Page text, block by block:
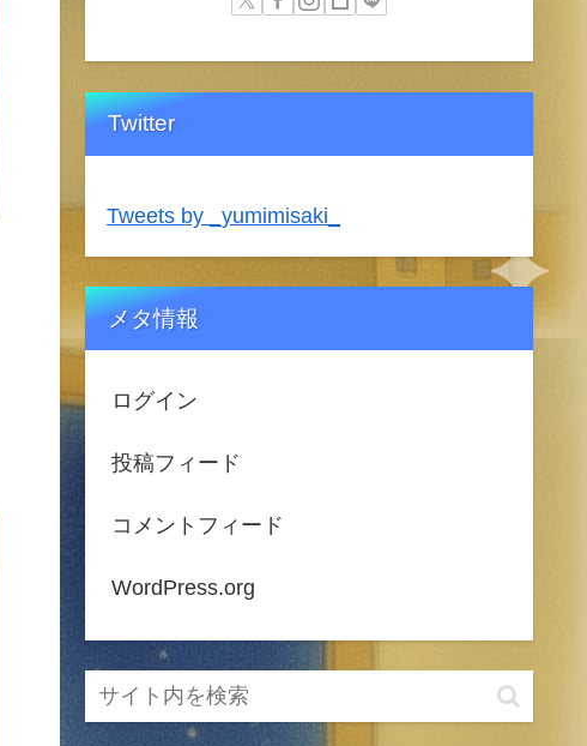
Twitter
Tweets by _yumimisaki_
メタ情報
ログイン
投稿フィード
コメントフィード
WordPress.org